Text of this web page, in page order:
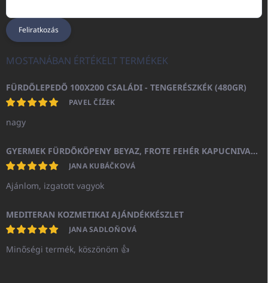
Feliratkozás
MOSTANÁBAN ÉRTÉKELT TERMÉKEK
FÜRDŐLEPEDŐ 100X200 CSALÁDI - TENGERÉSZKÉK (480GR)
PAVEL ČÍŽEK
nagy
GYERMEK FÜRDŐKÖPENY BEYAZ, FROTE FEHÉR KAPUCNIVAL (400GR)
JANA KUBÁČKOVÁ
Ajánlom, izgatott vagyok
MEDITERAN KOZMETIKAI AJÁNDÉKKÉSZLET
JANA SADLOŇOVÁ
Minőségi termék, köszönöm 👍